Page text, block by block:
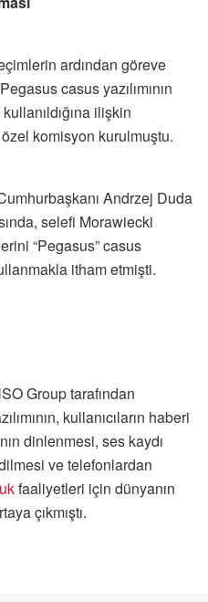
ardından göreve
casus yazılımının
ilişkin
komisyon kurulmuştu.
Andrzej Duda
selefi Morawiecki
“Pegasus” casus
itham etmişti.
Group tarafından
kullanıcıların haberi
dinlenmesi, ses kaydı
ve telefonlardan
faaliyetleri için dünyanın
çıkmıştı.